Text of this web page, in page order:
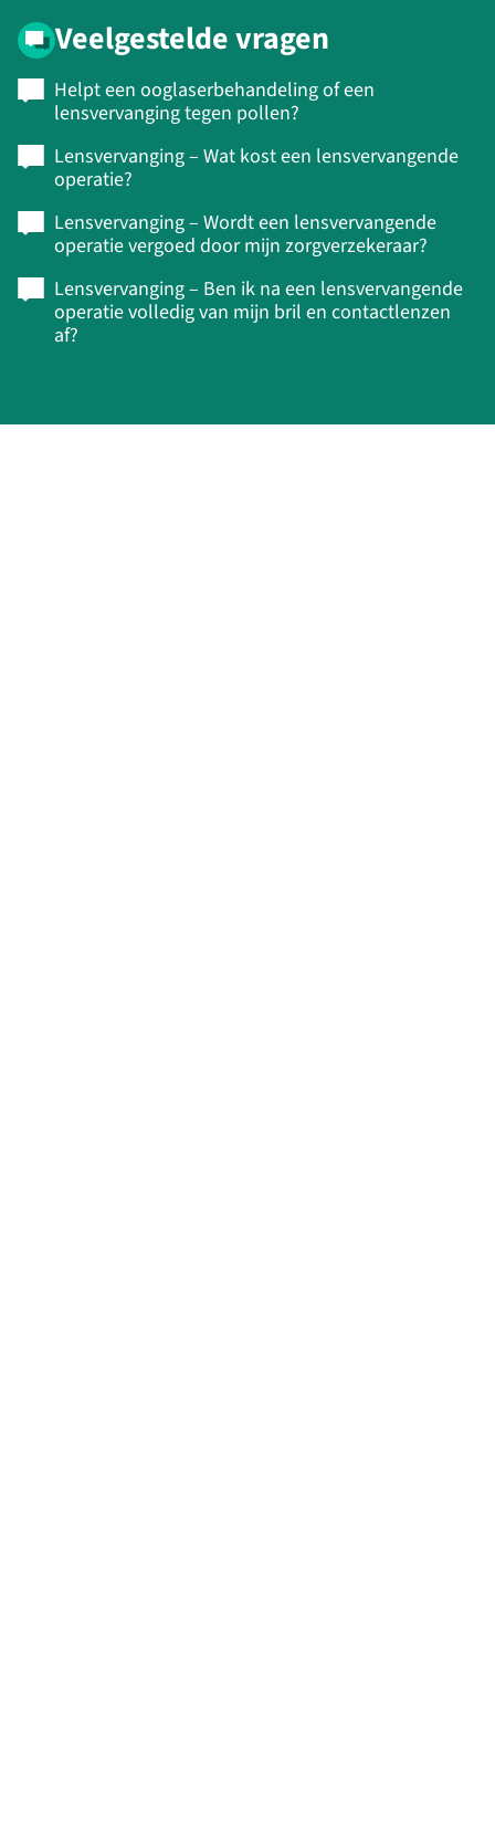
Veelgestelde vragen
Helpt een ooglaserbehandeling of een
lensvervanging tegen pollen?
Lensvervanging – Wat kost een lensvervangende
operatie?
Lensvervanging – Wordt een lensvervangende
operatie vergoed door mijn zorgverzekeraar?
Lensvervanging – Ben ik na een lensvervangende
operatie volledig van mijn bril en contactlenzen
af?